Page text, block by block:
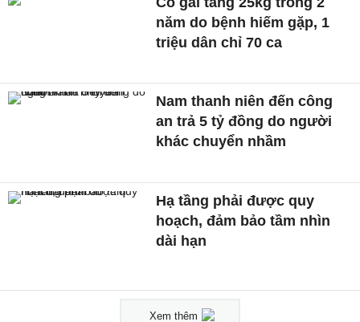
năm do bệnh hiếm gặp, 1
triệu dân chỉ 70 ca
Nam thanh niên đến công
an trả 5 tỷ đồng do người
khác chuyển nhầm
Hạ tầng phải được quy
hoạch, đảm bảo tầm nhìn
dài hạn
Xem thêm